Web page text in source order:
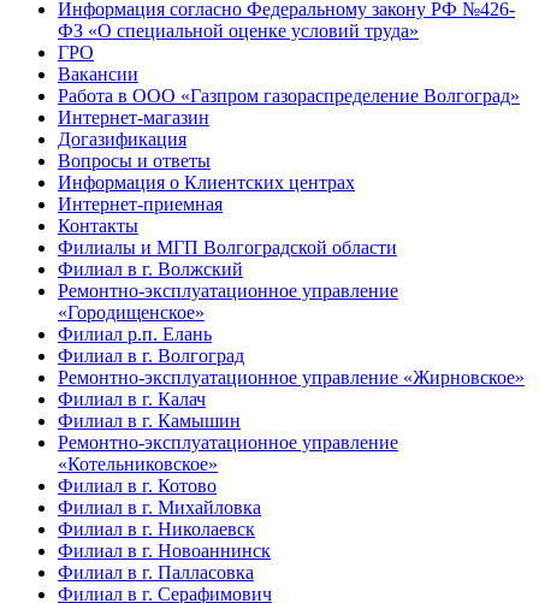
Информация согласно Федеральному закону РФ №426-
ФЗ «О специальной оценке условий труда»
ГРО
Вакансии
Работа в ООО «Газпром газораспределение Волгоград»
Интернет-магазин
Догазификация
Вопросы и ответы
Информация о Клиентских центрах
Интернет-приемная
Контакты
Филиалы и МГП Волгоградской области
Филиал в г. Волжский
Ремонтно-эксплуатационное управление
«Городищенское»
Филиал р.п. Елань
Филиал в г. Волгоград
Ремонтно-эксплуатационное управление «Жирновское»
Филиал в г. Калач
Филиал в г. Камышин
Ремонтно-эксплуатационное управление
«Котельниковское»
Филиал в г. Котово
Филиал в г. Михайловка
Филиал в г. Николаевск
Филиал в г. Новоаннинск
Филиал в г. Палласовка
Филиал в г. Серафимович